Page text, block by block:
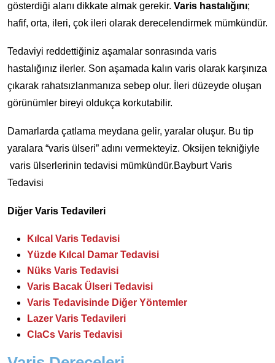
gösterdiği alanı dikkate almak gerekir. Varis hastalığını;
hafif, orta, ileri, çok ileri olarak derecelendirmek mümkündür.
Tedaviyi reddettiğiniz aşamalar sonrasında varis
hastalığınız ilerler. Son aşamada kalın varis olarak karşınıza
çıkarak rahatsızlanmanıza sebep olur. İleri düzeyde oluşan
görünümler bireyi oldukça korkutabilir.
Damarlarda çatlama meydana gelir, yaralar oluşur. Bu tip
yaralara “varis ülseri” adını vermekteyiz. Oksijen tekniğiyle
varis ülserlerinin tedavisi mümkündür.Bayburt Varis
Tedavisi
Diğer Varis Tedavileri
Kılcal Varis Tedavisi
Yüzde Kılcal Damar Tedavisi
Nüks Varis Tedavisi
Varis Bacak Ülseri Tedavisi
Varis Tedavisinde Diğer Yöntemler
Lazer Varis Tedavileri
ClaCs Varis Tedavisi